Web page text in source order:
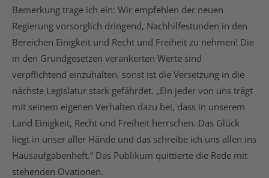
Bemerkung trage ich ein: Wir empfehlen der neuen
Regierung vorsorglich dringend, Nachhilfestunden in den
Bereichen Einigkeit und Recht und Freiheit zu nehmen! Die
in den Grundgesetzen verankerten Werte sind
verpflichtend einzuhalten, sonst ist die Versetzung in die
nächste Legislatur stark gefährdet. „Ein jeder von uns trägt
mit seinem eigenen Verhalten dazu bei, dass in unserem
Land Einigkeit, Recht und Freiheit herrschen. Das Glück
liegt in unser aller Hände und das schreibe ich uns allen ins
Hausaufgabenheft.“ Das Publikum quittierte die Rede mit
stehenden Ovationen.